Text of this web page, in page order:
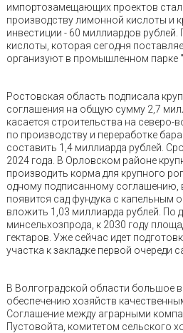
импортозамещающих проектов
производству лимонной кислоты и
инвестиции - 60 миллиардов
кислоты, которая сегодня
организуют в промышленном парке
Ростовская область подписала
соглашения на общую сумму 2,7
касается строительства на северо-
по производству и переработке
составить 1,4 миллиарда рублей.
2024 года. В Орловском районе
производить корма для крупного
одному подписанному соглашению,
появится сад фундука с капельным
вложить 1,03 миллиарда рублей. По
минсельхозпрода, к 2030 году
гектаров. Уже сейчас идет
участка к закладке первой очереди
В Волгоградской области большое
обеспечению хозяйств
Соглашение между аграрными
Пустовойта, комитетом сельского